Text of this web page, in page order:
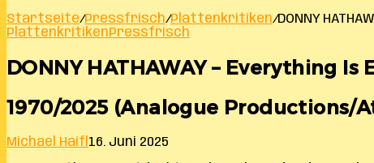
Startseite/Pressfrisch/Plattenkritiken/DONNY
PlattenkritikenPressfrisch
DONNY HATHAWAY – Everything Is
1970/2025 (Analogue Productions/
Michael Haifl 16. Juni 2025